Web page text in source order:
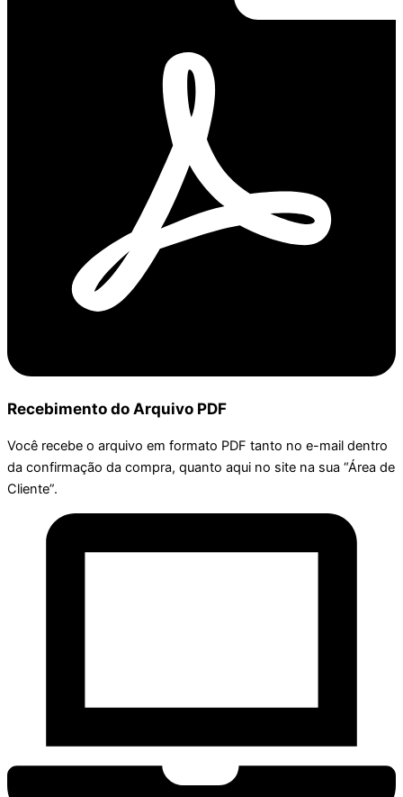
Recebimento do Arquivo PDF
Você recebe o arquivo em formato PDF tanto no e-mail dentro
da confirmação da compra, quanto aqui no site na sua “Área de
Cliente”.